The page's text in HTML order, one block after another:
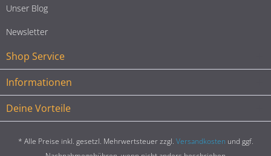
Unser Blog
Newsletter
Shop Service
Informationen
Deine Vorteile
* Alle Preise inkl. gesetzl. Mehrwertsteuer zzgl. Versandkosten und ggf.